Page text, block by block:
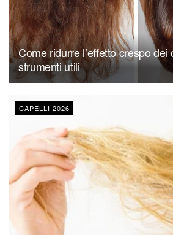
Come ridurre l’effetto crespo
strumenti utili
CAPELLI 2026